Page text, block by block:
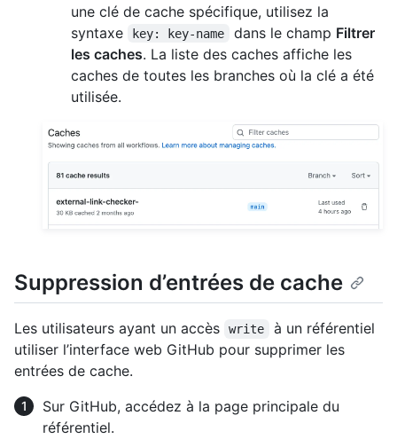
une clé de cache spécifique, utilisez la
syntaxe
key: key-name dans le champ Filtrer
les caches. La liste des caches affiche les
caches de toutes les branches où la clé a été
utilisée.
Suppression d’entrées de cache
Les utilisateurs ayant un accès write
à un référentiel
utiliser l’interface web GitHub pour supprimer les
entrées de cache.
Sur GitHub, accédez à la page principale du
référentiel.